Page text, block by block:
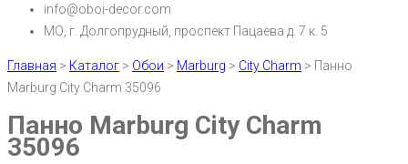
info@oboi-decor.com
МО, г. Долгопрудный, проспект Пацаева д. 7 к. 5
Главная > Каталог > Обои > Marburg > City Charm > Панно
Marburg City Charm 35096
Панно Marburg City Charm
35096